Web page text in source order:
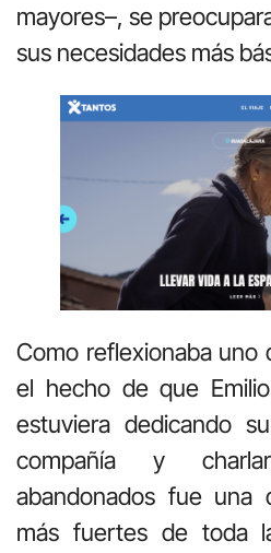
mayores–, se
sus necesidades más
Como reflexionaba uno
el hecho de que
estuviera dedicando
compañía y
abandonados fue una
más fuertes de toda